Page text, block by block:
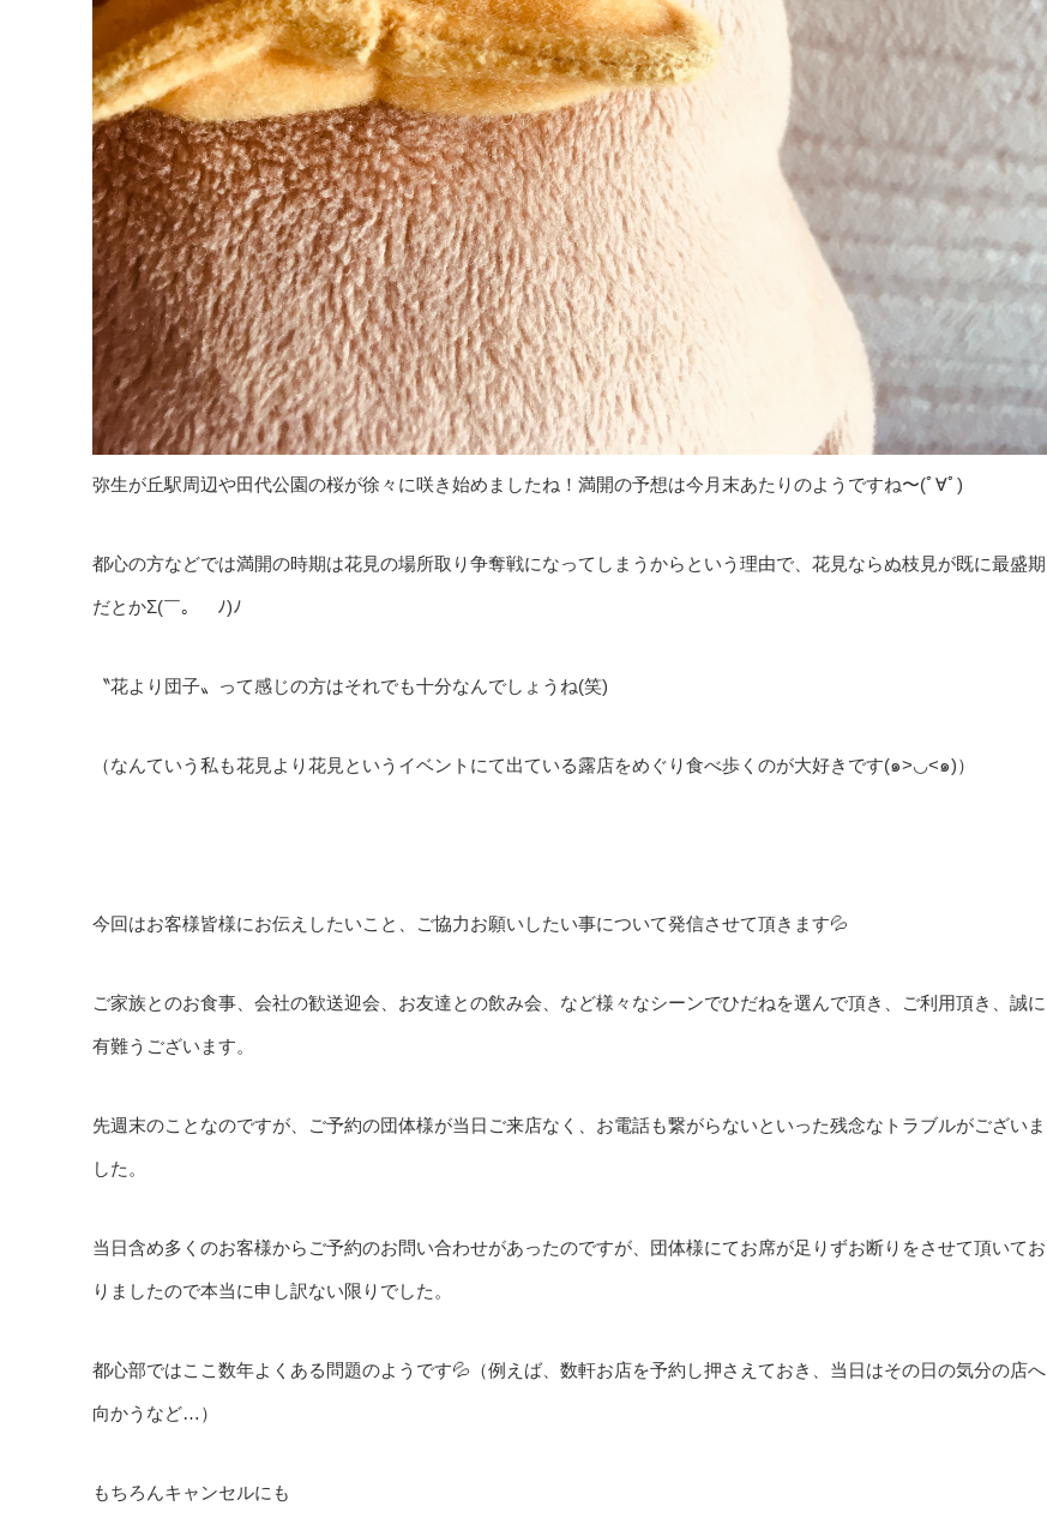
弥生が丘駅周辺や田代公園の桜が徐々に咲き始めましたね！満開の予想は今月末あたりのようですね〜(ﾟ∀ﾟ)
都心の方などでは満開の時期は花見の場所取り争奪戦になってしまうからという理由で、花見ならぬ枝見が既に最盛期
だとかΣ(￣。￣ﾉ)ﾉ
〝花より団子〟って感じの方はそれでも十分なんでしょうね(笑)
（なんていう私も花見より花見というイベントにて出ている露店をめぐり食べ歩くのが大好きです(๑>◡<๑)）
今回はお客様皆様にお伝えしたいこと、ご協力お願いしたい事について発信させて頂きます💦
ご家族とのお食事、会社の歓送迎会、お友達との飲み会、など様々なシーンでひだねを選んで頂き、ご利用頂き、誠に
有難うございます。
先週末のことなのですが、ご予約の団体様が当日ご来店なく、お電話も繋がらないといった残念なトラブルがございま
した。
当日含め多くのお客様からご予約のお問い合わせがあったのですが、団体様にてお席が足りずお断りをさせて頂いてお
りましたので本当に申し訳ない限りでした。
都心部ではここ数年よくある問題のようです💦（例えば、数軒お店を予約し押さえておき、当日はその日の気分の店へ
向かうなど…）
もちろんキャンセルにも